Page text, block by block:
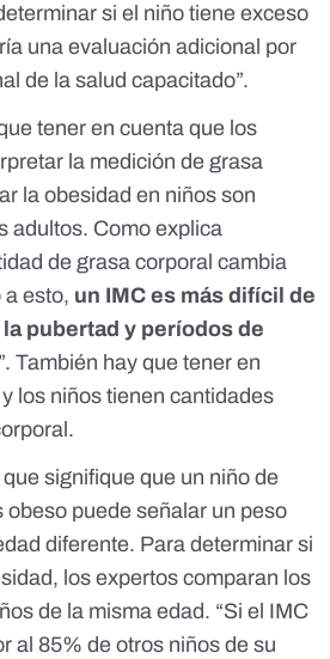
si el niño tiene exceso
una evaluación adicional por
de la salud capacitado”.
tener en cuenta que los
la medición de grasa
la obesidad en niños son
adultos. Como explica
de grasa corporal cambia
a esto, un IMC es más difícil de
pubertad y períodos de
”. También hay que tener en
los niños tienen cantidades
signifique que un niño de
puede señalar un peso
diferente. Para determinar si
los expertos comparan los
de la misma edad. “Si el IMC
al 85% de otros niños de su